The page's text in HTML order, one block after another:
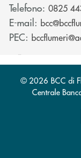
Telefono: 0825
E-mail:
PEC:
© 2026 BCC di
Centrale